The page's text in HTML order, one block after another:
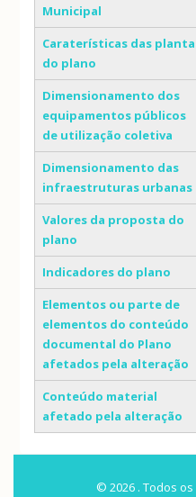
Municipal
Caraterísticas das
do plano
Dimensionamento dos
equipamentos públicos
de utilização coletiva
Dimensionamento das
infraestruturas urbanas
Valores da proposta do
plano
Indicadores do plano
Elementos ou parte de
elementos do conteúdo
documental do Plano
afetados pela alteração
Conteúdo material
afetado pela alteração
© 2026 . Todos